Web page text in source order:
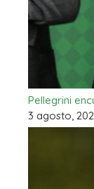
Pellegrini
3 agosto,